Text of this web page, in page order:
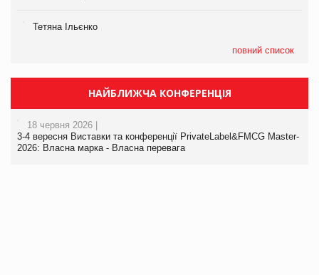
Тетяна Ільєнко
повний список
НАЙБЛИЖЧА КОНФЕРЕНЦІЯ
18 червня 2026 |
3-4 вересня Виставки та конференції PrivateLabel&FMCG Master-
2026: Власна марка - Власна перевага